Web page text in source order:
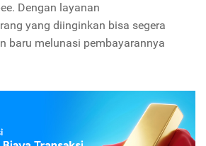
Dengan layanan
yang diinginkan bisa segera
baru melunasi pembayarannya